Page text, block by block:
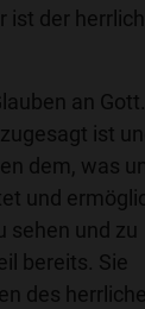
ist der
an Gott.
ist
dem, was
und
sehen und zu
bereits. Sie
des